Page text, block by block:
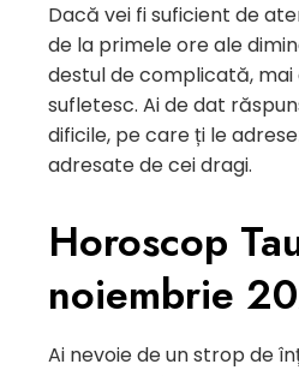
Dacă vei fi suficient de
de la primele ore ale
destul de complicată, mai
sufletesc. Ai de dat
dificile, pe care ți le
adresate de cei dragi.
Horoscop
noiembrie
Ai nevoie de un strop de